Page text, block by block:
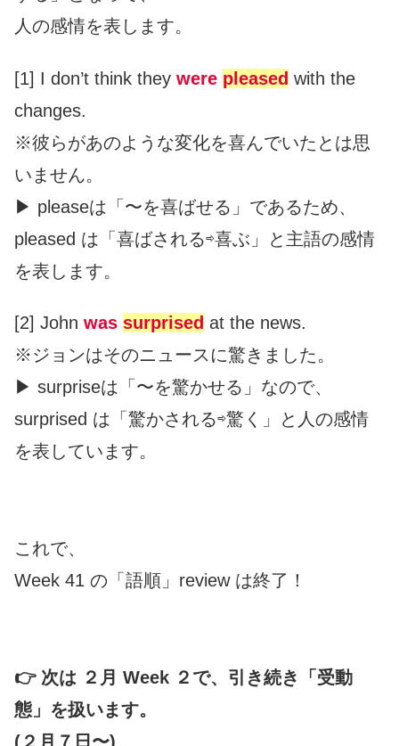
人の感情を表します。
[1] I don’t think they were pleased with the
changes.
※彼らがあのような変化を喜んでいたとは思
いません。
▶︎ pleaseは「〜を喜ばせる」であるため、
pleased は「喜ばされる⇨喜ぶ」と主語の感情
を表します。
[2] John was surprised at the news.
※ジョンはそのニュースに驚きました。
▶︎ surpriseは「〜を驚かせる」なので、
surprised は「驚かされる⇨驚く」と人の感情
を表しています。
これで、
Week 41 の「語順」review は終了！
👉 次は ２月 Week ２で、引き続き「受動
態」を扱います。
(２月７日〜)